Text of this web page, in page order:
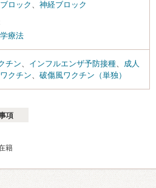
ロック、 神経ブロック
療法
チン、 インフルエンザ予防接種、 成人
クチン、 破傷風ワクチン（単独）
項
籍